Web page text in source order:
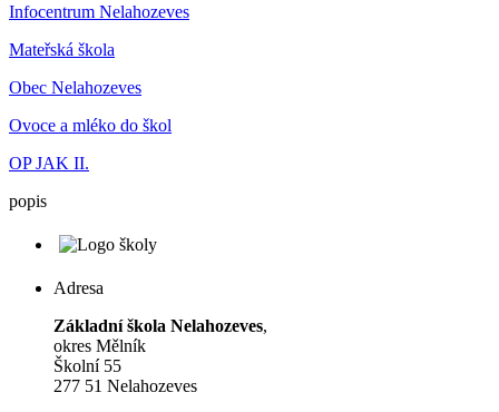
Infocentrum Nelahozeves
Mateřská škola
Obec Nelahozeves
Ovoce a mléko do škol
OP JAK II.
popis
Adresa
Základní škola Nelahozeves,
okres Mělník
Školní 55
277 51 Nelahozeves